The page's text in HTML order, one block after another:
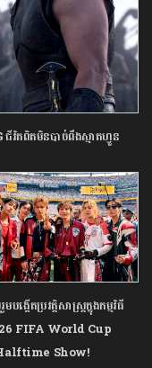
វិតពិតមិនបាច់ពឹងស្មាតហ្វូន
ង្កើតប្រវត្តិសាស្ត្រក្នុងកម្មវិធី
FIFA World Cup
Show!